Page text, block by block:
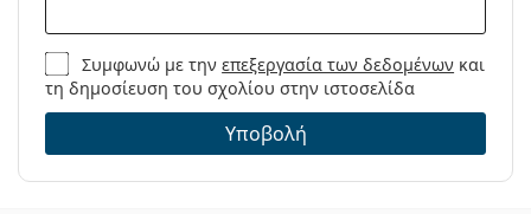
Συμφωνώ με τηνεπεξεργασία των δεδομένων και
τη δημοσίευση του σχολίου στην ιστοσελίδα
Υποβολή